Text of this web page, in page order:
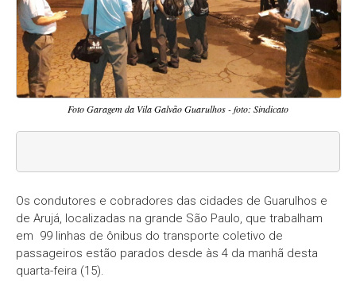
Foto Garagem da Vila Galvão Guarulhos - foto: Sindicato
Os condutores e cobradores das cidades de Guarulhos e
de Arujá, localizadas na grande São Paulo, que trabalham
em 99 linhas de ônibus do transporte coletivo de
passageiros estão parados desde às 4 da manhã desta
quarta-feira (15).